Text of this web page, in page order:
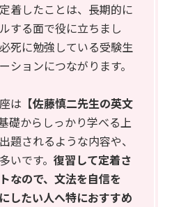
着したことは、長期的に
する面で役に立ちまし
死に勉強している受験生
ションにつながります。
は 【佐藤慎二先生の英文
礎からしっかり学べる上
題されるような内容や、
いです。復習して定着さ
なので、文法を自信を
したい人へ特におすすめ